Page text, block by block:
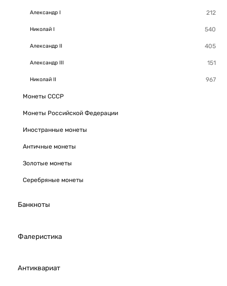
Александр I
Николай I
Александр II
Александр III
Николай II
Монеты СССР
Монеты Российской Федерации
Иностранные монеты
Античные монеты
Золотые монеты
Серебряные монеты
Банкноты
Фалеристика
Антиквариат